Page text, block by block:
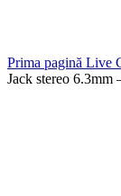
Prima pagină Live
Jack stereo 6.3mm